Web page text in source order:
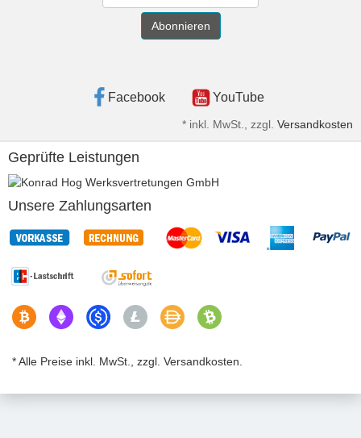
Abonnieren
Facebook YouTube
* inkl. MwSt., zzgl. Versandkosten
Geprüfte Leistungen
Unsere Zahlungsarten
* Alle Preise inkl. MwSt., zzgl. Versandkosten.